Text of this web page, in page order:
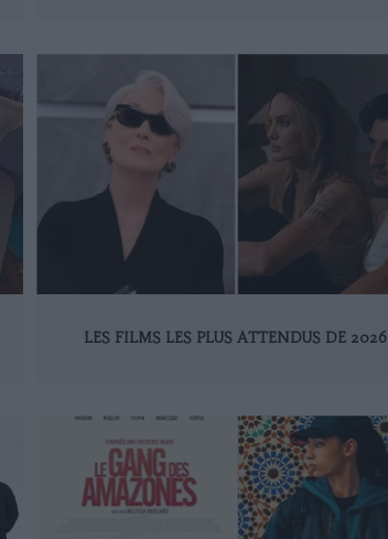
LES FILMS LES PLUS ATTENDUS DE 2026